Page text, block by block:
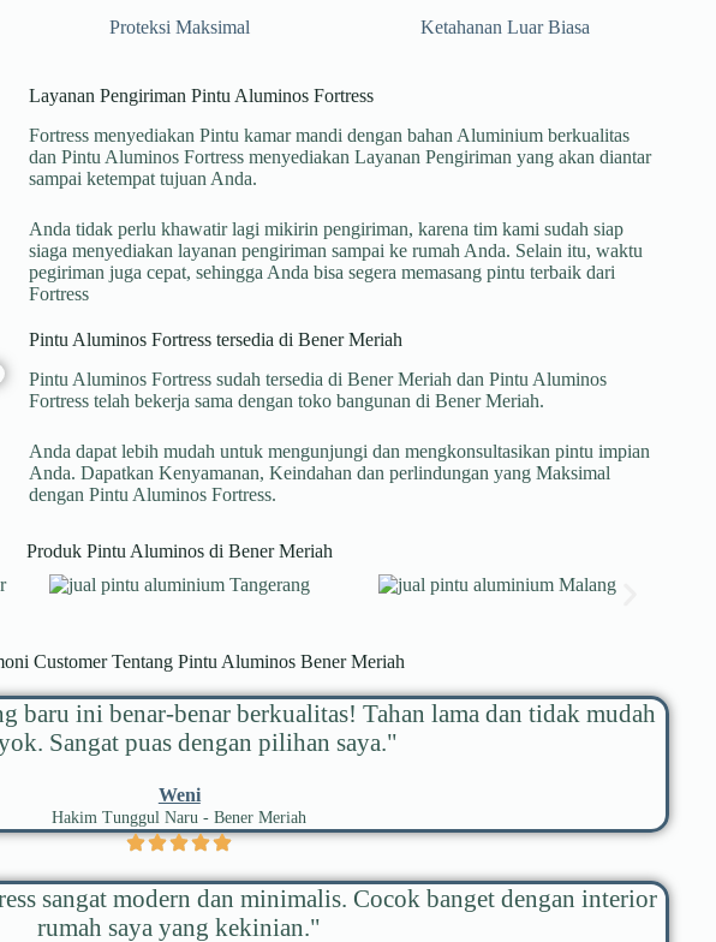
Proteksi Maksimal Ketahanan Luar Biasa
Layanan Pengiriman Pintu Aluminos Fortress
Fortress menyediakan Pintu kamar mandi dengan bahan Aluminium berkualitas
dan Pintu Aluminos Fortress menyediakan Layanan Pengiriman yang akan diantar
sampai ketempat tujuan Anda.
Anda tidak perlu khawatir lagi mikirin pengiriman, karena tim kami sudah siap
siaga menyediakan layanan pengiriman sampai ke rumah Anda. Selain itu, waktu
pegiriman juga cepat, sehingga Anda bisa segera memasang pintu terbaik dari
Fortress
Pintu Aluminos Fortress tersedia di Bener Meriah
Pintu Aluminos Fortress sudah tersedia di Bener Meriah dan Pintu Aluminos
Fortress telah bekerja sama dengan toko bangunan di Bener Meriah.
Anda dapat lebih mudah untuk mengunjungi dan mengkonsultasikan pintu impian
Anda. Dapatkan Kenyamanan, Keindahan dan perlindungan yang Maksimal
dengan Pintu Aluminos Fortress.
Produk Pintu Aluminos di Bener Meriah
Customer Tentang Pintu Aluminos Bener Meriah
baru ini benar-benar berkualitas! Tahan lama dan tidak mudah
Sangat puas dengan pilihan saya."
Weni
Hakim Tunggul Naru - Bener Meriah
sangat modern dan minimalis. Cocok banget dengan interior
rumah saya yang kekinian."